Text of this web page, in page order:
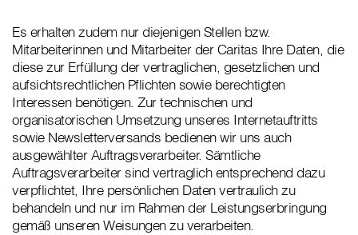
Es erhalten zudem nur diejenigen Stellen bzw.
Mitarbeiterinnen und Mitarbeiter der Caritas Ihre Daten, die
diese zur Erfüllung der vertraglichen, gesetzlichen und
aufsichtsrechtlichen Pflichten sowie berechtigten
Interessen benötigen. Zur technischen und
organisatorischen Umsetzung unseres Internetauftritts
sowie Newsletterversands bedienen wir uns auch
ausgewählter Auftragsverarbeiter. Sämtliche
Auftragsverarbeiter sind vertraglich entsprechend dazu
verpflichtet, Ihre persönlichen Daten vertraulich zu
behandeln und nur im Rahmen der Leistungserbringung
gemäß unseren Weisungen zu verarbeiten.